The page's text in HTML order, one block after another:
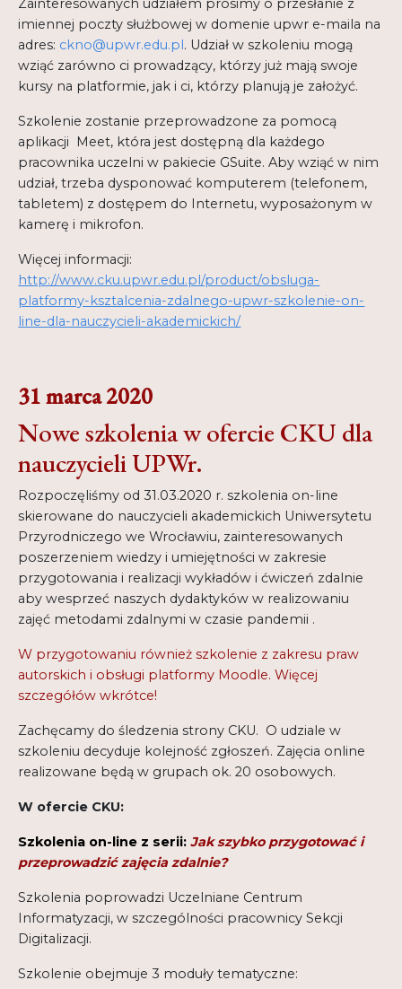
imiennej poczty służbowej w domenie upwr e-maila na
adres: ckno@upwr.edu.pl. Udział w szkoleniu mogą
wziąć zarówno ci prowadzący, którzy już mają swoje
kursy na platformie, jak i ci, którzy planują je założyć.
Szkolenie zostanie przeprowadzone za pomocą
aplikacji Meet, która jest dostępną dla każdego
pracownika uczelni w pakiecie GSuite. Aby wziąć w nim
udział, trzeba dysponować komputerem (telefonem,
tabletem) z dostępem do Internetu, wyposażonym w
kamerę i mikrofon.
Więcej informacji:
http://www.cku.upwr.edu.pl/product/obsluga-
platformy-ksztalcenia-zdalnego-upwr-szkolenie-on-
line-dla-nauczycieli-akademickich/
31 marca 2020
Nowe szkolenia w ofercie CKU dla
nauczycieli UPWr.
Rozpoczęliśmy od 31.03.2020 r. szkolenia on-line
skierowane do nauczycieli akademickich Uniwersytetu
Przyrodniczego we Wrocławiu, zainteresowanych
poszerzeniem wiedzy i umiejętności w zakresie
przygotowania i realizacji wykładów i ćwiczeń zdalnie
aby wesprzeć naszych dydaktyków w realizowaniu
zajęć metodami zdalnymi w czasie pandemii .
W przygotowaniu również szkolenie z zakresu praw
autorskich i obsługi platformy Moodle. Więcej
szczegółów wkrótce!
Zachęcamy do śledzenia strony CKU. O udziale w
szkoleniu decyduje kolejność zgłoszeń. Zajęcia online
realizowane będą w grupach ok. 20 osobowych.
W ofercie CKU:
Szkolenia on-line z serii: Jak szybko przygotować i
przeprowadzić zajęcia zdalnie?
Szkolenia poprowadzi Uczelniane Centrum
Informatyzacji, w szczególności pracownicy Sekcji
Digitalizacji.
Szkolenie obejmuje 3 moduły tematyczne: